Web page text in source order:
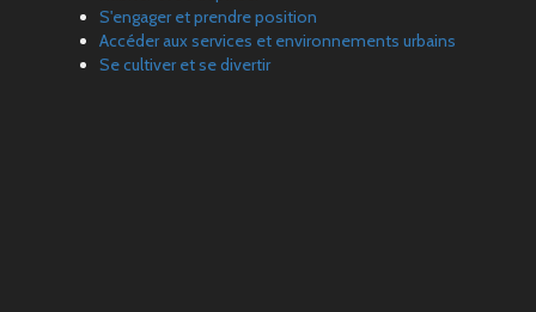
S'engager et prendre position
Accéder aux services et environnements urbains
Se cultiver et se divertir